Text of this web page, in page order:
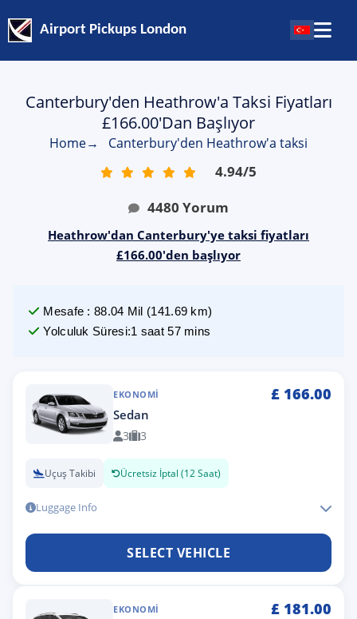
Airport Pickups London
Canterbury'den Heathrow'a Taksi Fiyatları
£166.00'dan Başlıyor
Home→ Canterbury'den Heathrow'a taksi
4.94/5
4480 Yorum
Heathrow'dan Canterbury'ye taksi fiyatları
£166.00'den başlıyor
Mesafe :88.04 Mil (141.69 km)
Yolculuk Süresi:1 saat 57 mins
EKONOMI £ 166.00
Sedan
3 3
Uçuş Takibi Ücretsiz İptal (12 Saat)
Luggage Info
SELECT VEHICLE
EKONOMI £ 181.00